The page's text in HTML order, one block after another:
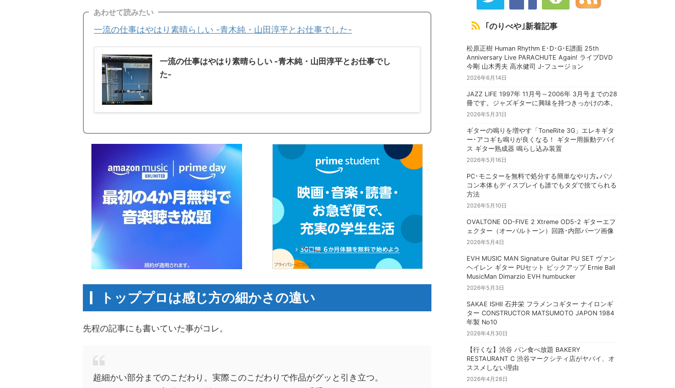
あわせて読みたい
一流の仕事はやはり素晴らしい -青木純・山田淳平とお仕事でした-
一流の仕事はやはり素晴らしい -青木純・山田淳平とお仕事でし
た-
トッププロは感じ方の細かさの違い
先程の記事にも書いていた事がコレ。
超細かい部分までのこだわり。実際このこだわりで作品がグッと引き立つ。
｢のりべや｣新着記事
松原正樹 Human Rhythm E･D･G･E譜面 25th
Anniversary Live PARACHUTE Again! ライブDVD
今剛 山木秀夫 高水健司 J-フュージョン
2026年6月14日
JAZZ LIFE 1997年 11月号～2006年 3月号までの28
冊です。ジャズギターに興味を持つきっかけの本。
2026年5月31日
ギターの鳴りを増やす「ToneRite 3G」エレキギタ
ー･アコギも鳴りが良くなる！ ギター用振動デバイ
ス ギター熟成器 鳴らし込み装置
2026年5月16日
PC･モニターを無料で処分する簡単なやり方｡パソ
コン本体もディスプレイも誰でもタダで捨てられる
方法
2026年5月10日
OVALTONE OD-FIVE 2 Xtreme OD5-2 ギターエフ
ェクター（オーバルトーン）回路･内部パーツ画像
2026年5月4日
EVH MUSIC MAN Signature Guitar PU SET ヴァン
ヘイレン ギター PUセット ピックアップ Ernie Ball
MusicMan Dimarzio EVH humbucker
2026年5月3日
SAKAE ISHII 石井栄 フラメンコギター ナイロンギ
ター CONSTRUCTOR MATSUMOTO JAPON 1984
年製 No10
2026年4月30日
【行くな】渋谷 パン食べ放題 BAKERY
RESTAURANT C 渋谷マークシティ店がヤバイ、オ
ススメしない理由
2026年4月28日